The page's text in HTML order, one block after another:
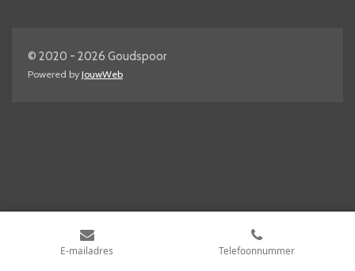
© 2020 - 2026 Goudspoor
Powered by JouwWeb
E-mailadres Telefoonnummer